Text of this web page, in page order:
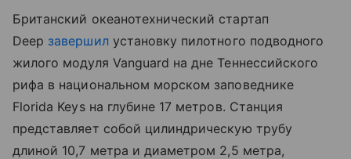
Британский океанотехнический стартап
Deep завершилустановку пилотного подводного
жилого модуля Vanguard на дне Теннессийского
рифа в национальном морском заповеднике
Florida Keys на глубине 17 метров. Станция
представляет собой цилиндрическую трубу
длиной 10,7 метра и диаметром 2,5 метра,